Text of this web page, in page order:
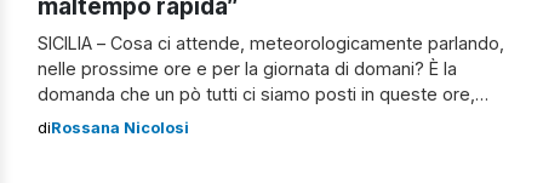
SICILIA – Cosa ci attende, meteorologicamente parlando,
nelle prossime ore e per la giornata di domani? È la
domanda che un pò tutti ci siamo posti in queste ore,
quando da ieri la Protezione civile regionale ha diramato
diRossana Nicolosi